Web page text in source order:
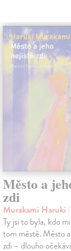
Město a
zdi
Murakami Haruki
Ty jsi to byla, kdo
tom městě. Město
zdi – dlouho